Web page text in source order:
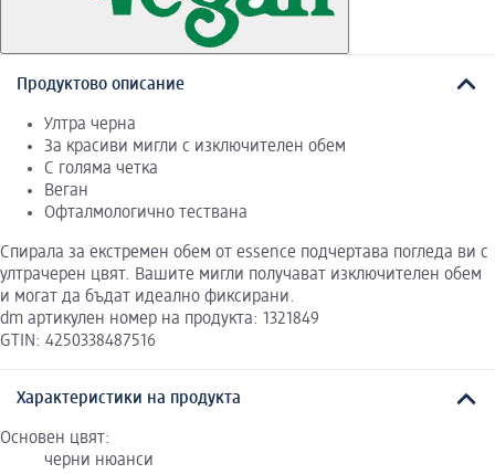
Продуктово описание
Ултра черна
За красиви мигли с изключителен обем
С голяма четка
Веган
Офталмологично тествана
Спирала за екстремен обем от essence подчертава погледа ви с
ултрачерен цвят. Вашите мигли получават изключителен обем
и могат да бъдат идеално фиксирани.
dm артикулен номер на продукта: 1321849
GTIN: 4250338487516
Характеристики на продукта
Основен цвят:
черни нюанси